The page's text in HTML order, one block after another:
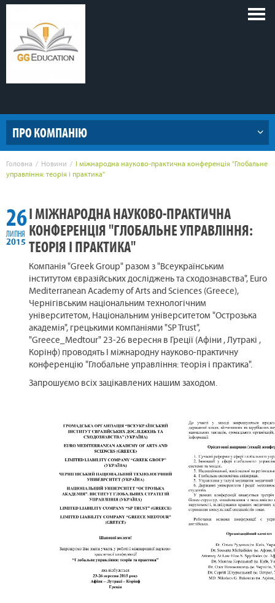
ПРО КОМПАНІЮ
Головна Новини
І міжнародна науково-практична конференція "Глобальне
управління: теорія і практика"
26
ЛИПНЯ
2015
І МІЖНАРОДНА НАУКОВО-ПРАКТИЧНА
КОНФЕРЕНЦІЯ "ГЛОБАЛЬНЕ УПРАВЛІННЯ:
ТЕОРІЯ І ПРАКТИКА"
Компанія "Greek Group" разом з "Всеукраїнським
інститутом євразійських досліджень та сходознавства", Euro
Mediterranean Academy of Arts and Sciences (Greece),
Чернігівським національним технологічним
університетом, Національним університетом "Острозька
академія", грецькими компаніями "SP Trust",
"Greece_Medtour" 23-26 вересня в Греції (Афіни , Лутракі ,
Корінф) проводять І міжнародну науково-практичну
конференцію "Глобальне управління: теорія і практика".
Запрошуємо всіх зацікавлених нашим заходом.